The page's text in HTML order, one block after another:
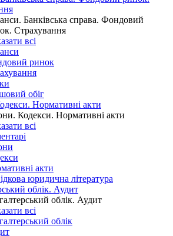
Банківська справа. Фондовий
Страхування
всі
ринок
обіг
Нормативні акти
Кодекси. Нормативні акти
всі
акти
юридична література
облік. Аудит
облік. Аудит
всі
облік